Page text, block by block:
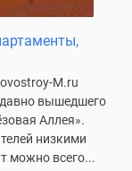
M.ru
вышедшего
Аллея».
низкими
можно всего...